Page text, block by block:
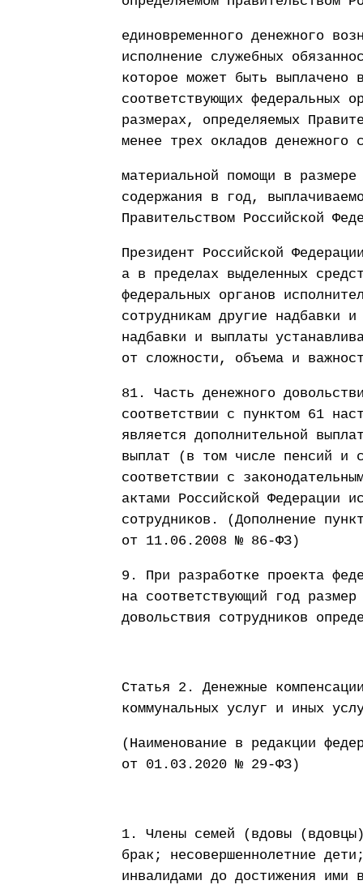
единовременного денежного
исполнение служебных
которое может быть выплачено
соответствующих федеральных
размерах, определяемых
менее трех окладов денежного
материальной помощи в
содержания в год,
Правительством Российской
Президент Российской
а в пределах выделенных
федеральных органов
сотрудникам другие надбавки
надбавки и выплаты
от сложности, объема и
81. Часть денежного
соответствии с пунктом 61
является дополнительной
выплат (в том числе пенсий и
соответствии с
актами Российской Федерации
сотрудников. (Дополнение
от 11.06.2008 № 86-ФЗ)
9. При разработке проекта
на соответствующий год
довольствия сотрудников
Статья 2. Денежные
коммунальных услуг и иных
(Наименование в редакции
от 01.03.2020 № 29-ФЗ)
1. Члены семей (вдовы
брак; несовершеннолетние
инвалидами до достижения